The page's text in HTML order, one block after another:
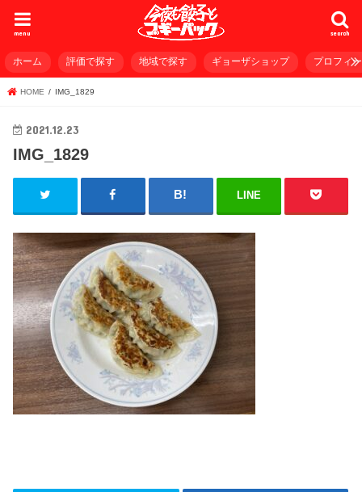
search
menu
ホーム 評価で探す 地域で探す ギョーザショップ プロフィ
HOME IMG_1829
2021.12.23
IMG_1829
LINE